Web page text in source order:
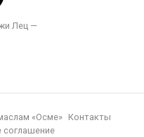
«Осме»
Контакты
соглашение